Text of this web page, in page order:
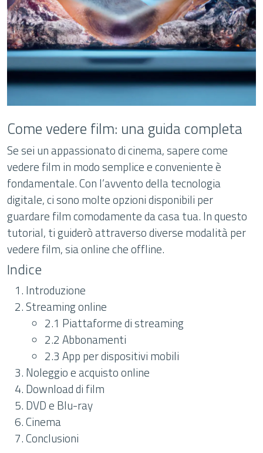
Come vedere film: una guida completa
Se sei un appassionato di cinema, sapere come
vedere film in modo semplice e conveniente è
fondamentale. Con l’avvento della tecnologia
digitale, ci sono molte opzioni disponibili per
guardare film comodamente da casa tua. In questo
tutorial, ti guiderò attraverso diverse modalità per
vedere film, sia online che offline.
Indice
Introduzione
Streaming online
2.1 Piattaforme di streaming
2.2 Abbonamenti
2.3 App per dispositivi mobili
Noleggio e acquisto online
Download di film
DVD e Blu-ray
Cinema
Conclusioni